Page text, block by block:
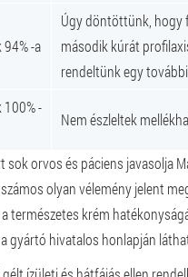
-a
Úgy döntöttünk, hogy
második kúrát
rendeltünk egy
100% -
Nem észleltek
sok orvos és páciens javasolja
olyan vélemény jelent
természetes krém
gyártó hivatalos honlapján